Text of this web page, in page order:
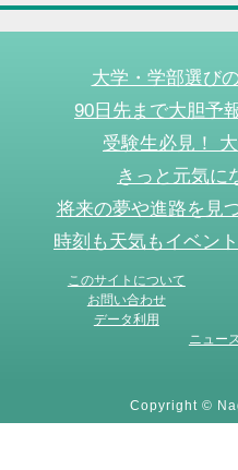
大学・学部選び
90日先まで大胆予
受験生必見！
きっと元気に
将来の夢や進路を見
時刻も天気もイベン
このサイトについて
お問い合わせ
データ利用
ニュー
Copyright ©